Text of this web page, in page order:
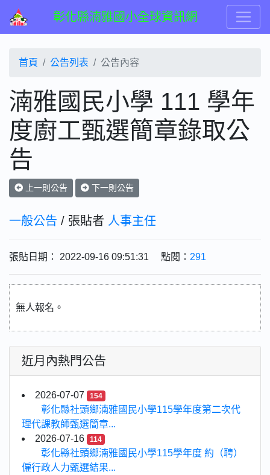
彰化縣湳雅國小全球資訊網
首頁 公告列表 公告內容
湳雅國民小學 111 學年
度廚工甄選簡章錄取公
告
上一則公告 下一則公告
一般公告 / 張貼者 人事主任
張貼日期： 2022-09-16 09:51:31 點閱： 291
無人報名。
近月內熱門公告
2026-07-07 154
彰化縣社頭鄉湳雅國民小學115學年度第二次代
理代課教師甄選簡章...
2026-07-16
114
彰化縣社頭鄉湳雅國民小學115學年度 約（聘）
僱行政人力甄選結果...